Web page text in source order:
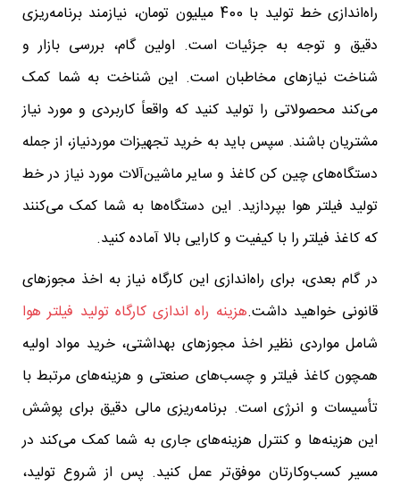
راه‌اندازی خط تولید با 400 میلیون تومان، نیازمند برنامه‌ریزی
دقیق و توجه به جزئیات است. اولین گام، بررسی بازار و
شناخت نیازهای مخاطبان است. این شناخت به شما کمک
می‌کند محصولاتی را تولید کنید که واقعاً کاربردی و مورد نیاز
مشتریان باشند. سپس باید به خرید تجهیزات موردنیاز، از جمله
دستگاه‌های چین کن کاغذ و سایر ماشین‌آلات مورد نیاز در خط
تولید فیلتر هوا بپردازید. این دستگاه‌ها به شما کمک می‌کنند
که کاغذ فیلتر را با کیفیت و کارایی بالا آماده کنید.
در گام بعدی، برای راه‌اندازی این کارگاه نیاز به اخذ مجوزهای
قانونی خواهید داشت.هزینه راه اندازی کارگاه تولید فیلتر هوا
شامل مواردی نظیر اخذ مجوزهای بهداشتی، خرید مواد اولیه
همچون کاغذ فیلتر و چسب‌های صنعتی و هزینه‌های مرتبط با
تأسیسات و انرژی است. برنامه‌ریزی مالی دقیق برای پوشش
این هزینه‌ها و کنترل هزینه‌های جاری به شما کمک می‌کند در
مسیر کسب‌وکارتان موفق‌تر عمل کنید. پس از شروع تولید،